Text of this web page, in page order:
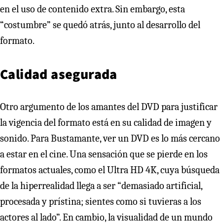
en el uso de contenido extra. Sin embargo, esta
“costumbre” se quedó atrás, junto al desarrollo del
formato.
Calidad asegurada
Otro argumento de los amantes del DVD para justificar
la vigencia del formato está en su calidad de imagen y
sonido. Para Bustamante, ver un DVD es lo más cercano
a estar en el cine. Una sensación que se pierde en los
formatos actuales, como el Ultra HD 4K, cuya búsqueda
de la hiperrealidad llega a ser “demasiado artificial,
procesada y prístina; sientes como si tuvieras a los
actores al lado”. En cambio, la visualidad de un mundo